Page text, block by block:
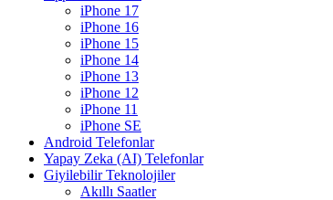
iPhone 17
iPhone 16
iPhone 15
iPhone 14
iPhone 13
iPhone 12
iPhone 11
iPhone SE
Android Telefonlar
Yapay Zeka (AI) Telefonlar
Giyilebilir Teknolojiler
Akıllı Saatler